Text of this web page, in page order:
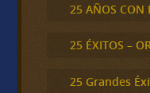
25 AÑOS CON
25 ÉXITOS –
25 Grandes